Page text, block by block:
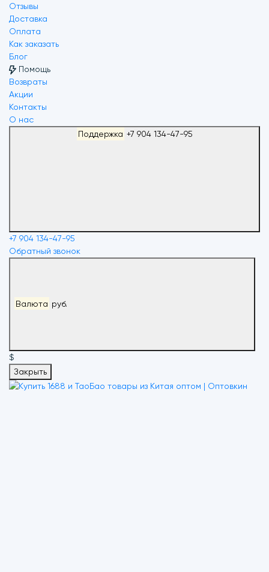
Отзывы
Доставка
Оплата
Как заказать
Блог
Помощь
Возвраты
Акции
Контакты
О нас
Поддержка
+7 904 134-47-95
Обратный звонок
Валюта руб.
$
Закрыть